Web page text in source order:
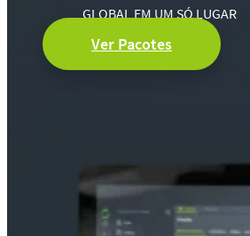
GLOBAL EM UM SÓ LUGAR
Ver Pacotes